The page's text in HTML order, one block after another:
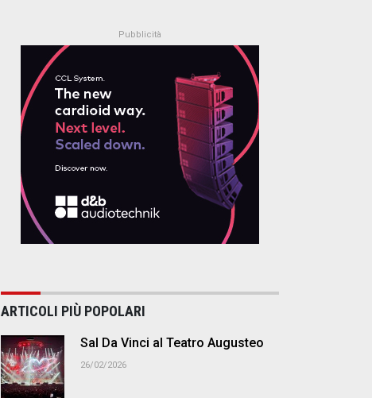
ARTICOLI PIÙ POPOLARI
Sal Da Vinci al Teatro Augusteo
26/02/2026